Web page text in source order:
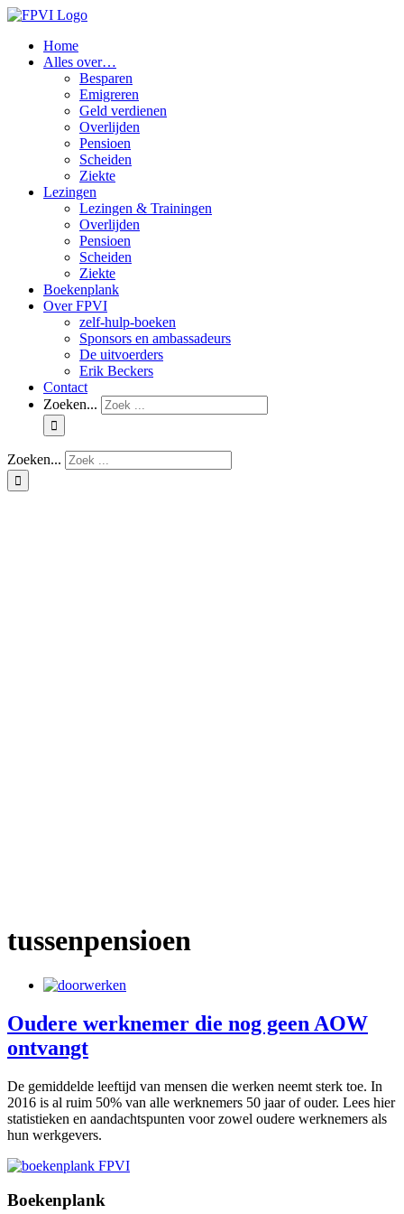
Home
Alles over…
Besparen
Emigreren
Geld verdienen
Overlijden
Pensioen
Scheiden
Ziekte
Lezingen
Lezingen & Trainingen
Overlijden
Pensioen
Scheiden
Ziekte
Boekenplank
Over FPVI
zelf-hulp-boeken
Sponsors en ambassadeurs
De uitvoerders
Erik Beckers
Contact
Zoeken...
Zoeken...
tussenpensioen
Oudere werknemer die nog geen AOW
ontvangt
De gemiddelde leeftijd van mensen die werken neemt sterk toe. In
2016 is al ruim 50% van alle werknemers 50 jaar of ouder. Lees hier
statistieken en aandachtspunten voor zowel oudere werknemers als
hun werkgevers.
Boekenplank